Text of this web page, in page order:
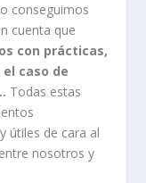
conseguimos
cuenta que
con prácticas,
caso de
Todas estas
útiles de cara al
nosotros y